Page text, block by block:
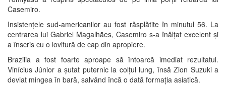
Casemiro.
Insistențele sud-americanilor au fost răsplătite în minutul 56. La
centrarea lui Gabriel Magalhães, Casemiro s-a înălțat excelent și
a înscris cu o lovitură de cap din apropiere.
Brazilia a fost foarte aproape să întoarcă imediat rezultatul.
Vinícius Júnior a șutat puternic la colțul lung, însă Zion Suzuki a
deviat mingea în bară, salvând încă o dată formația asiatică.